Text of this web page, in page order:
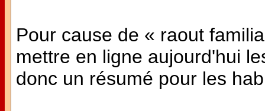
Pour cause de « raout
mettre en ligne aujourd'hui
donc un résumé pour les